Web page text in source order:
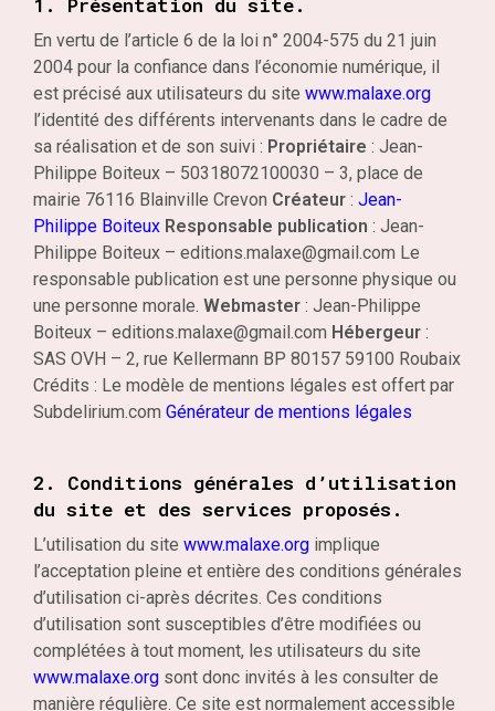
1. Présentation du site.
En vertu de l’article 6 de la loi n° 2004-575 du 21 juin
2004 pour la confiance dans l’économie numérique, il
est précisé aux utilisateurs du site www.malaxe.org
l’identité des différents intervenants dans le cadre de
sa réalisation et de son suivi : Propriétaire : Jean-
Philippe Boiteux – 50318072100030 – 3, place de
mairie 76116 Blainville Crevon Créateur : Jean-
Philippe Boiteux Responsable publication : Jean-
Philippe Boiteux – editions.malaxe@gmail.com Le
responsable publication est une personne physique ou
une personne morale. Webmaster : Jean-Philippe
Boiteux – editions.malaxe@gmail.com Hébergeur :
SAS OVH – 2, rue Kellermann BP 80157 59100 Roubaix
Crédits : Le modèle de mentions légales est offert par
Subdelirium.com Générateur de mentions légales
2. Conditions générales d’utilisation
du site et des services proposés.
L’utilisation du site www.malaxe.org implique
l’acceptation pleine et entière des conditions générales
d’utilisation ci-après décrites. Ces conditions
d’utilisation sont susceptibles d’être modifiées ou
complétées à tout moment, les utilisateurs du site
www.malaxe.org sont donc invités à les consulter de
manière régulière. Ce site est normalement accessible